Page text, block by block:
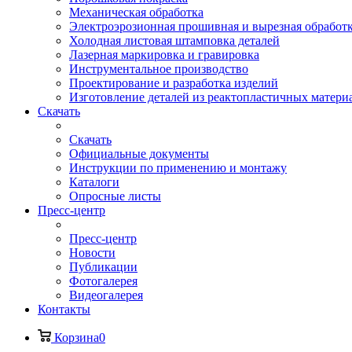
Механическая обработка
Электроэрозионная прошивная и вырезная
Холодная листовая штамповка деталей
Лазерная маркировка и гравировка
Инструментальное производство
Проектирование и разработка изделий
Изготовление деталей из реактопластичных
Скачать
Скачать
Официальные документы
Инструкции по применению и монтажу
Каталоги
Опросные листы
Пресс-центр
Пресс-центр
Новости
Публикации
Фотогалерея
Видеогалерея
Контакты
Корзина0